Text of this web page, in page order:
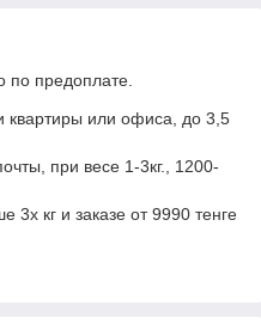
по предоплате.
квартиры или офиса, до 3,5
при весе 1-3кг., 1200-
3х кг и заказе от 9990 тенге